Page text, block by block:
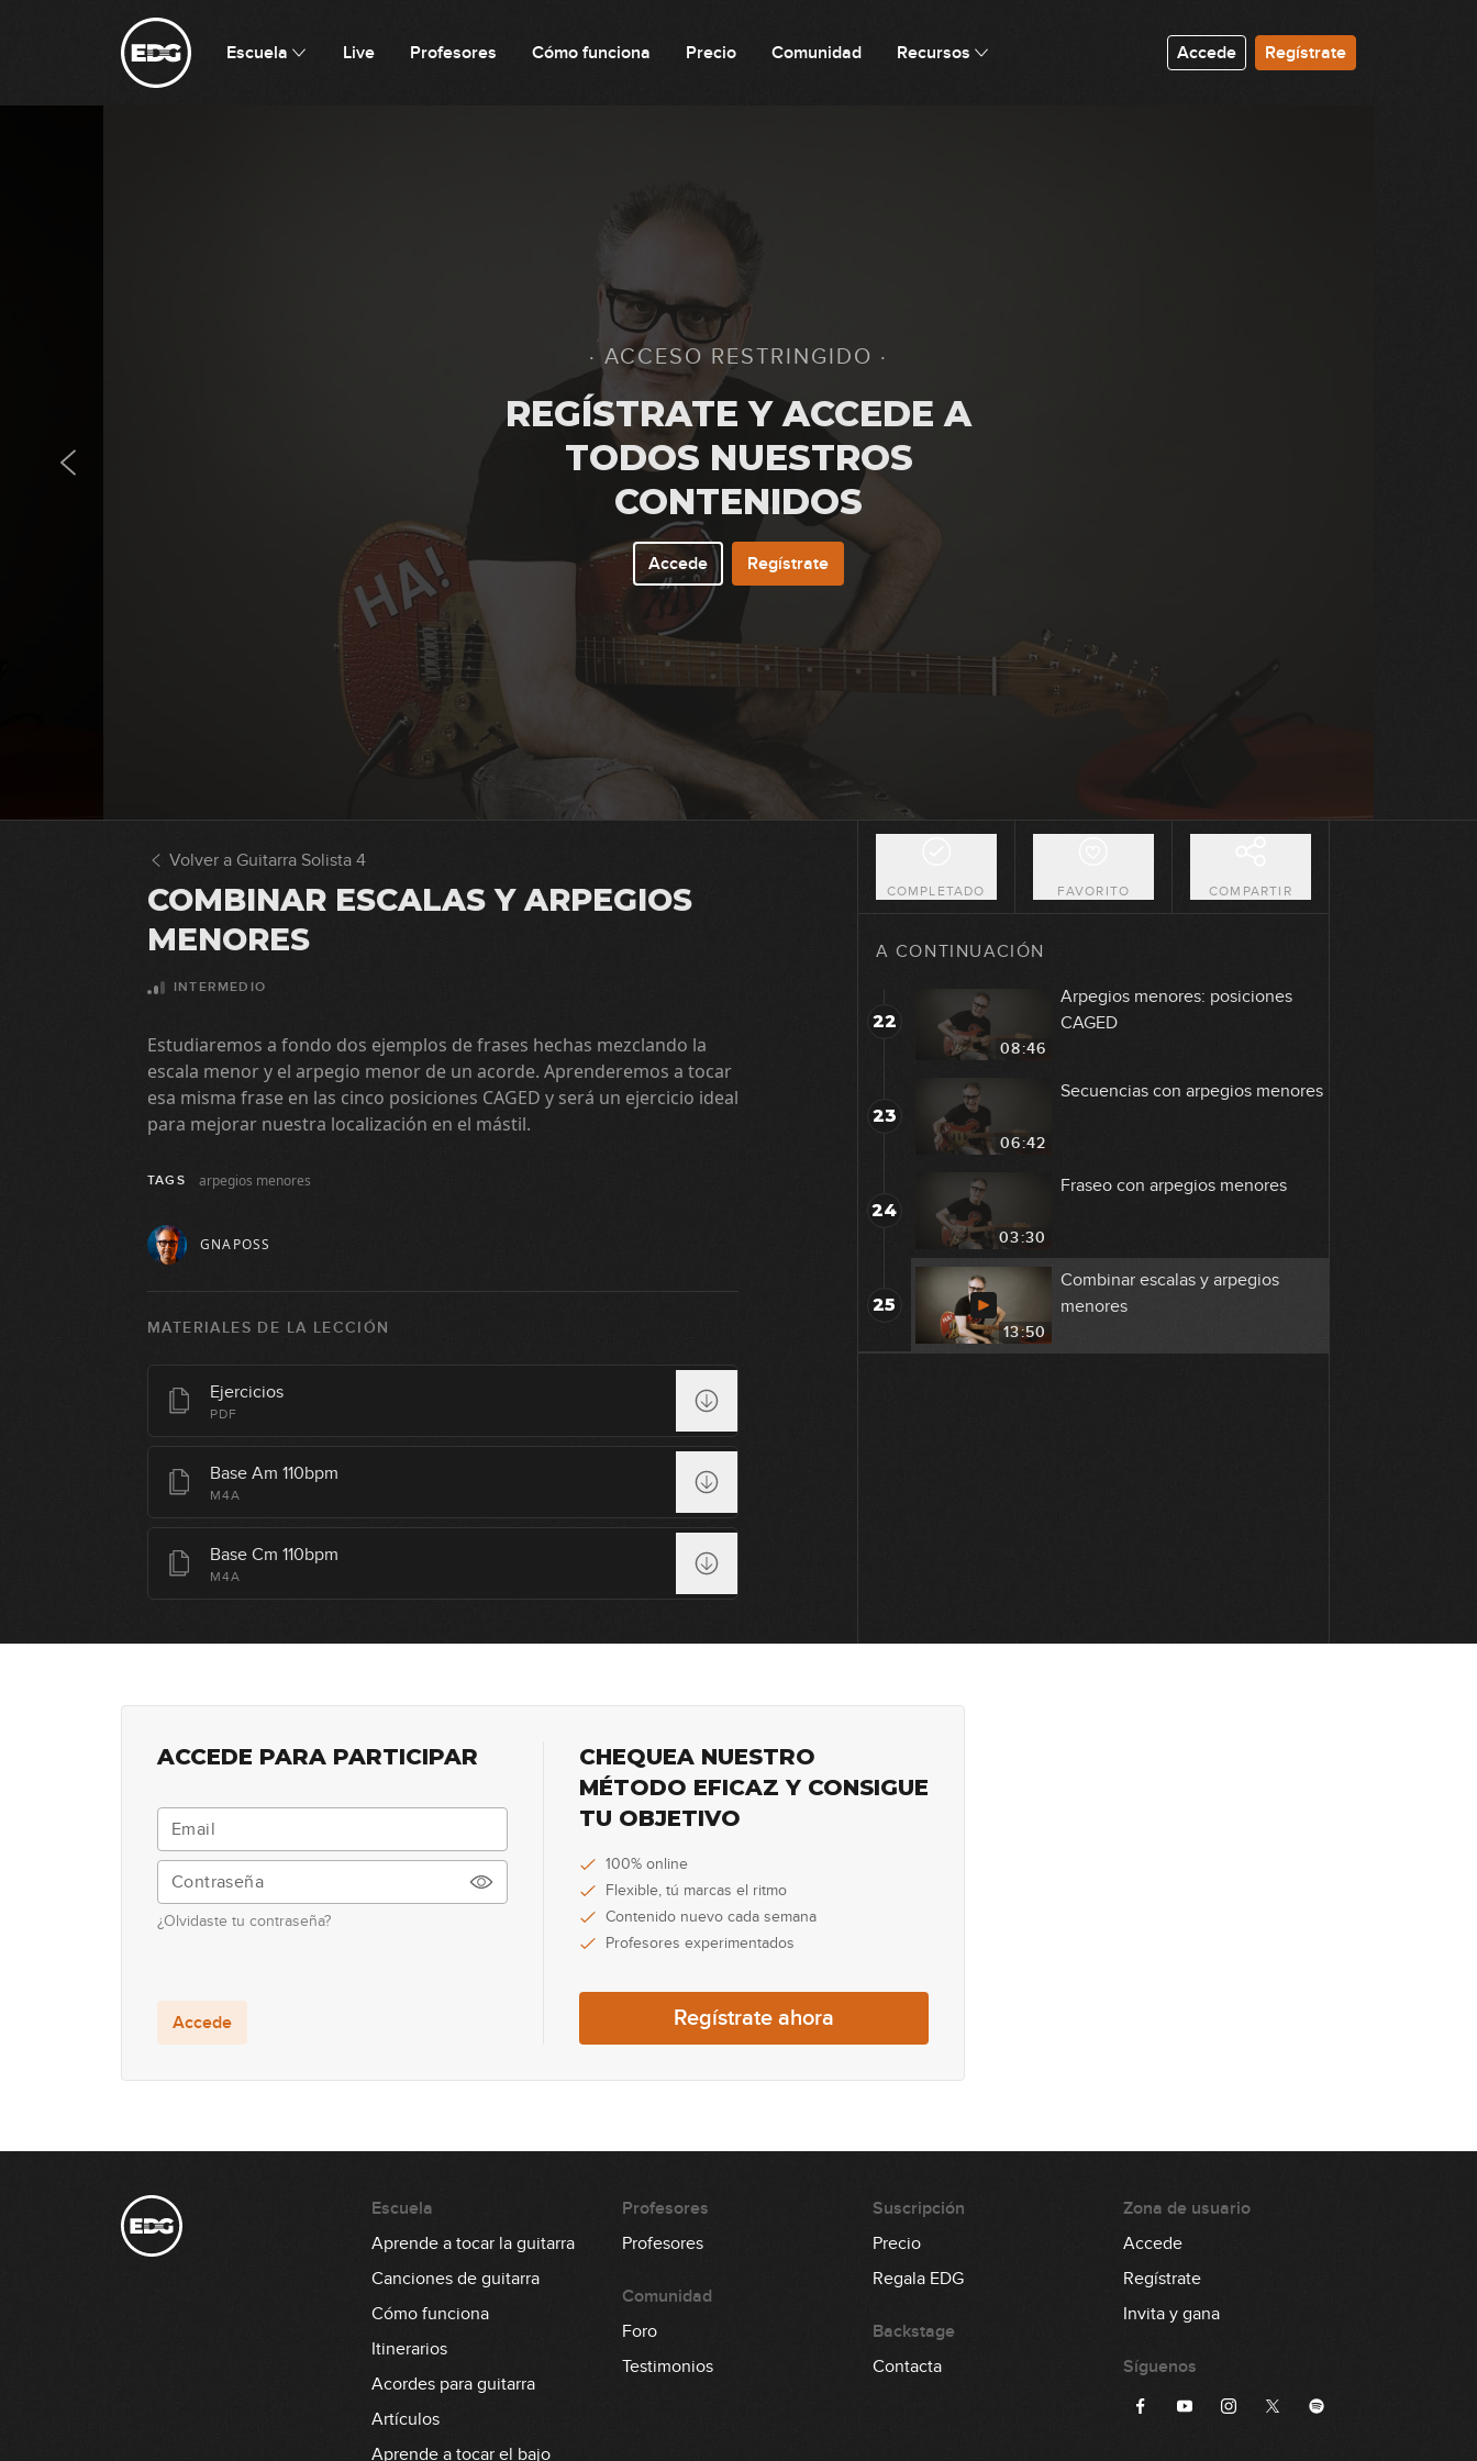
Escuela Live Profesores Cómo funciona Precio Comunidad Recursos Accede Regístrate
· ACCESO RESTRINGIDO ·
REGÍSTRATE Y ACCEDE A
TODOS NUESTROS
CONTENIDOS
Accede Regístrate
Volver a Guitarra Solista 4
COMBINAR ESCALAS Y ARPEGIOS
MENORES
INTERMEDIO
Estudiaremos a fondo dos ejemplos de frases hechas mezclando la
escala menor y el arpegio menor de un acorde. Aprenderemos a tocar
esa misma frase en las cinco posiciones CAGED y será un ejercicio ideal
para mejorar nuestra localización en el mástil.
TAGS arpegios menores
GNAPOSS
MATERIALES DE LA LECCIÓN
Ejercicios
PDF
Base Am 110bpm
M4A
Base Cm 110bpm
M4A
COMPLETADO FAVORITO COMPARTIR
A CONTINUACIÓN
Pentatónica dominante: posición
15
16
17
09:13
20
Combinar escalas y arpegios
mayores
09:52
Arpegios menores: una octava
22
08:46
Arpegios menores: posiciones
CAGED
23
06:42
Secuencias con arpegios menores
24
03:30
Fraseo con arpegios menores
25
13:50
Combinar escalas y arpegios
menores
ACCEDE PARA PARTICIPAR
¿Olvidaste tu contraseña?
Accede
CHEQUEA NUESTRO
MÉTODO EFICAZ Y CONSIGUE
TU OBJETIVO
100% online
Flexible, tú marcas el ritmo
Contenido nuevo cada semana
Profesores experimentados
Regístrate ahora
Escuela
Aprende a tocar la guitarra
Canciones de guitarra
Cómo funciona
Itinerarios
Acordes para guitarra
Artículos
Aprende a tocar el bajo
Profesores
Profesores
Comunidad
Foro
Testimonios
Suscripción
Precio
Regala EDG
Backstage
Contacta
Zona de usuario
Accede
Regístrate
Invita y gana
Síguenos